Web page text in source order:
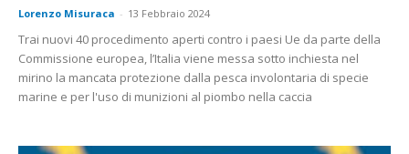
Lorenzo Misuraca - 13 Febbraio 2024
Trai nuovi 40 procedimento aperti contro i paesi Ue da parte della
Commissione europea, l’Italia viene messa sotto inchiesta nel
mirino la mancata protezione dalla pesca involontaria di specie
marine e per l'uso di munizioni al piombo nella caccia